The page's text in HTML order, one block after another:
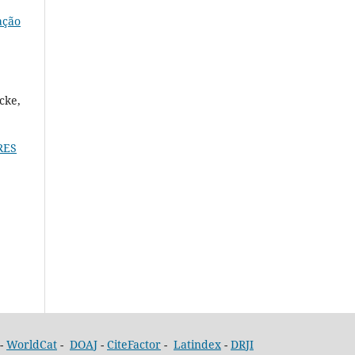
WorldCat - DOAJ - CiteFactor - Latindex - DRJI